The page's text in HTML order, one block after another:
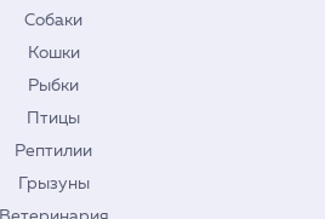
Собаки
Кошки
Рыбки
Птицы
Рептилии
Грызуны